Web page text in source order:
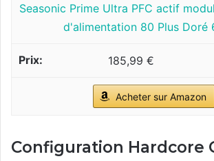
Seasonic Prime Ultra PFC actif
d'alimentation 80 Plus Doré
185,99 €
Acheter sur Amazon
Configuration Hardcore